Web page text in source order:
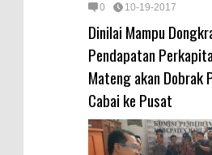
0 10-19-2017
Dinilai Mampu
Pendapatan
Mateng akan Dobrak
Cabai ke Pusat